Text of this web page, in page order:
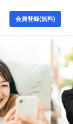
会員登録(無料)